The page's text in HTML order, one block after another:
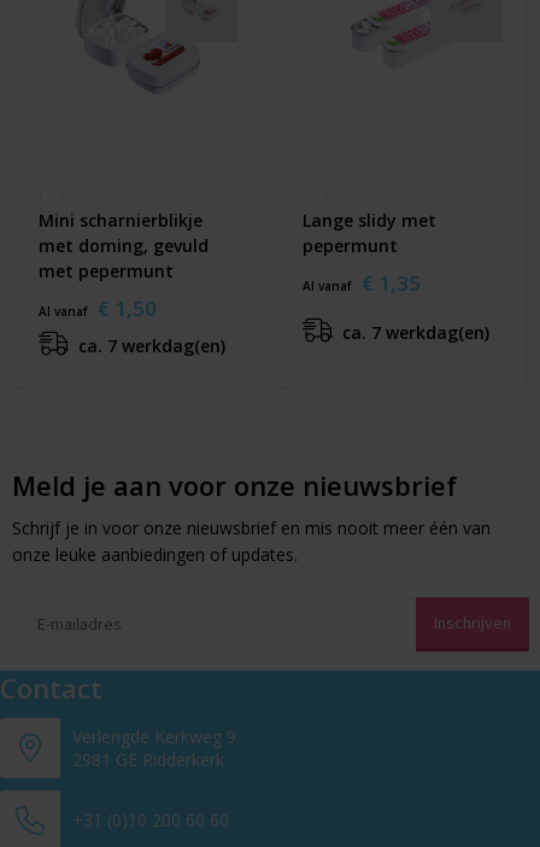
Mini scharnierblikje
met doming, gevuld
met pepermunt
Al vanaf € 1,50
ca. 7 werkdag(en)
Lange slidy met
pepermunt
Al vanaf € 1,35
ca. 7 werkdag(en)
Meld je aan voor onze nieuwsbrief
Schrijf je in voor onze nieuwsbrief en mis nooit meer één van
onze leuke aanbiedingen of updates.
Contact
Verlengde Kerkweg 9
2981 GE Ridderkerk
+31 (0)10 200 60 60